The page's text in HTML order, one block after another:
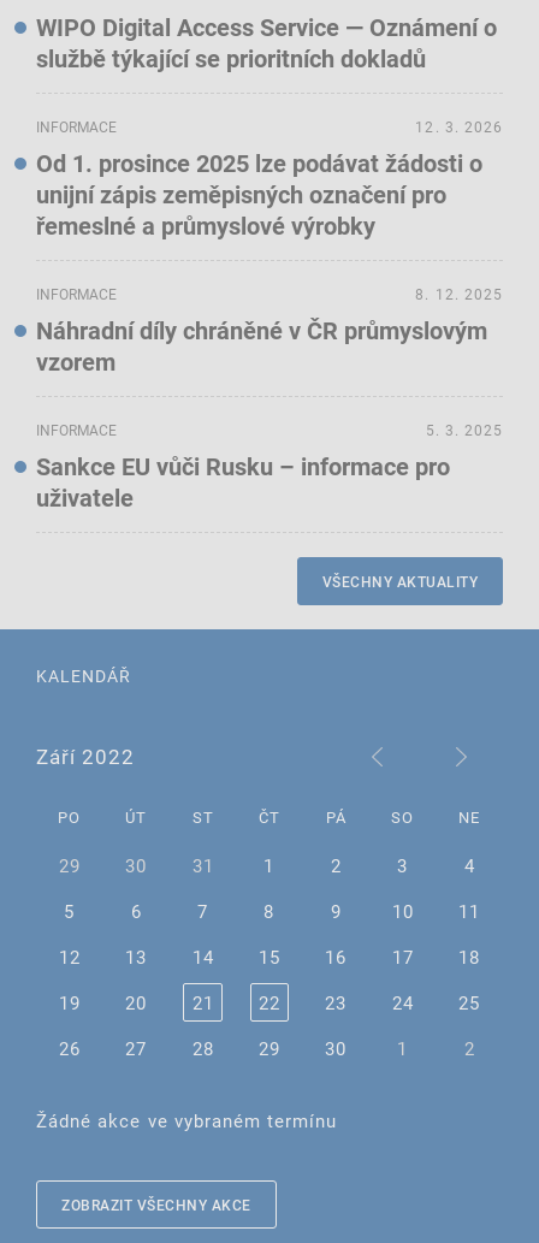
WIPO Digital Access Service — Oznámení o
službě týkající se prioritních dokladů
INFORMACE
Od 1. prosince 2025 lze podávat žádosti o
unijní zápis zeměpisných označení pro
řemeslné a průmyslové výrobky
12. 3. 2026
INFORMACE
Náhradní díly chráněné v ČR průmyslovým
vzorem
8. 12. 2025
INFORMACE
Sankce EU vůči Rusku – informace pro
uživatele
5. 3. 2025
VŠECHNY AKTUALITY
KALENDÁŘ
Září 2022
PO ÚT ST ČT PÁ SO NE
29 30 31 1 2 3
4
5
6 7 8 9 10
11
12
13 14 15 16 17
18
19
20 21 22 23 24
25
26
27 28 29 30 1 2
Žádné akce ve vybraném termínu
ZOBRAZIT VŠECHNY AKCE